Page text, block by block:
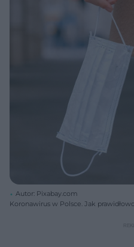
Autor: Pixabay.com
Koronawirus w Polsce. Jak